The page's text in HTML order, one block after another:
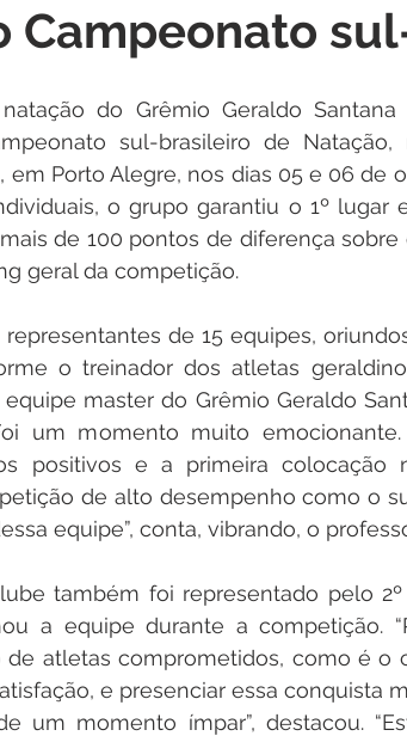
Campeonato
do Grêmio Geraldo Santana
sul-brasileiro de
em Porto Alegre, nos dias 05 e 06 de
o grupo garantiu o 1º lugar
de 100 pontos de diferença
geral da competição.
de 15 equipes,
o treinador dos atletas
master do Grêmio Geraldo
um momento muito
positivos e a primeira colocação
de alto desempenho como o
equipe”, conta, vibrando, o
também foi representado pelo
a equipe durante a competição.
atletas comprometidos, como é o
e presenciar essa conquista
um momento ímpar”, destacou.